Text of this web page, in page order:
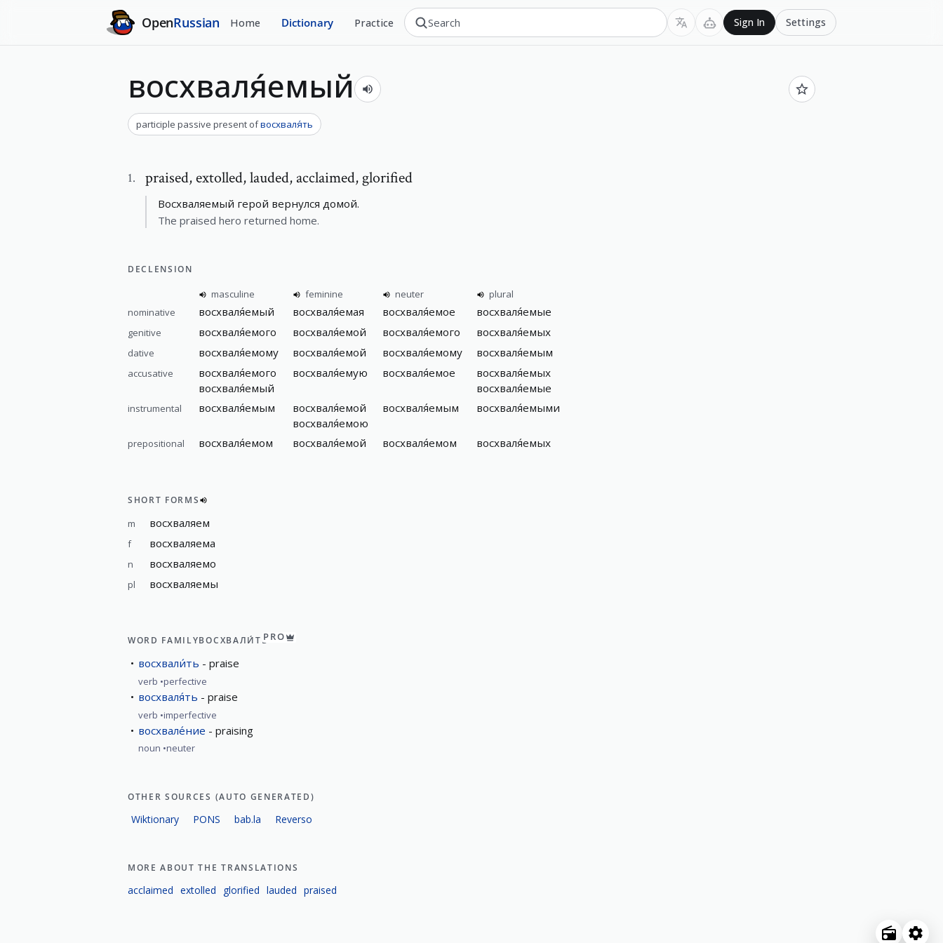
OpenRussian Home Dictionary Practice Sign In Settings
восхваля́емый
participle passive present ofвосхваля́ть
1. praised,extolled, lauded, acclaimed, glorified
Восхваляемый герой вернулся домой.
The praised hero returned home.
DECLENSION
masculine feminine neuter
plural
nominative
восхваля́емый восхваля́емая восхваля́емое восхваля́емые
genitive восхваля́емого восхваля́емой восхваля́емого восхваля́емых
dative восхваля́емому восхваля́емой восхваля́емому восхваля́емым
accusative
восхваля́емого
восхваля́емый
восхваля́емую восхваля́емое
восхваля́емых
восхваля́емые
instrumental восхваля́емым
восхваля́емой
восхваля́емою
восхваля́емым восхваля́емыми
prepositional восхваля́емом восхваля́емой восхваля́емом восхваля́емых
SHORT FORMS
m восхваляем
f восхваляема
n восхваляемо
pl восхваляемы
WORD FAMILYВОСХВАЛИ́ТЬPRO
восхвали́ть praise
verb perfective
восхваля́ть praise
verb imperfective
восхвале́ние praising
noun neuter
OTHER SOURCES (AUTO GENERATED)
Wiktionary PONS bab.la Reverso
MORE ABOUT THE TRANSLATIONS
acclaimed extolled glorified lauded praised